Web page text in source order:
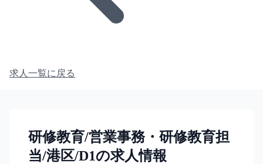
求人一覧に戻る
研修教育/営業事務・研修教育担
当/港区/D1の求人情報